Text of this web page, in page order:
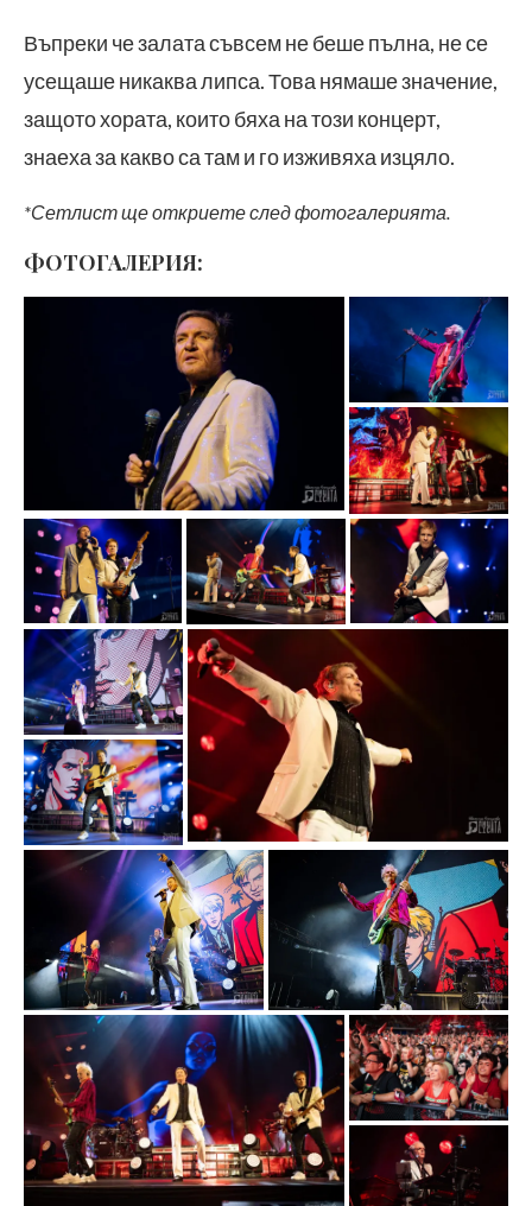
Въпреки че залата съвсем не беше пълна, не се
усещаше никаква липса. Това нямаше значение,
защото хората, които бяха на този концерт,
знаеха за какво са там и го изживяха изцяло.
*Сетлист ще откриете след фотогалерията.
ФОТОГАЛЕРИЯ: